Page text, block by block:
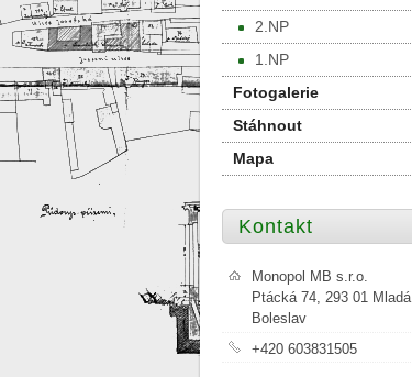
2.NP
1.NP
Fotogalerie
Stáhnout
Mapa
Kontakt
Monopol MB s.r.o.
Ptácká 74, 293 01 Mladá
Boleslav
+420 603831505